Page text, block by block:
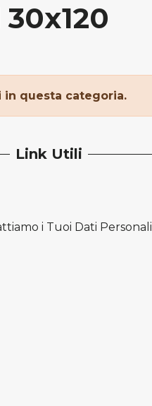
in questa categoria.
Link Utili
i Tuoi Dati Personali